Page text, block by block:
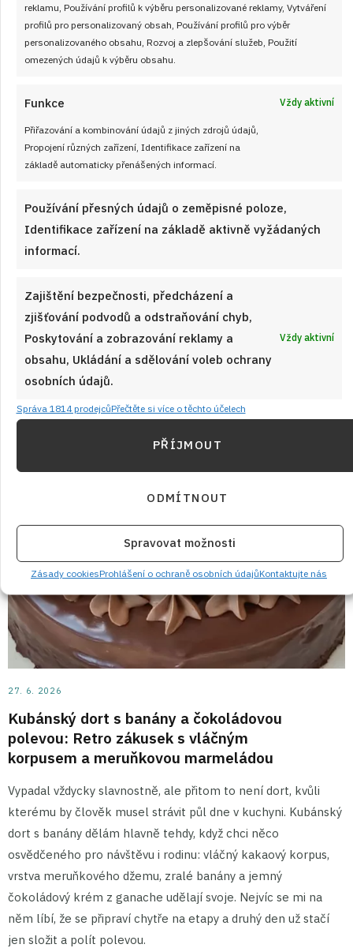
reklamu, Používání profilů k výběru personalizované reklamy, Vytváření
profilů pro personalizovaný obsah, Používání profilů pro výběr
personalizovaného obsahu, Rozvoj a zlepšování služeb, Použití
omezených údajů k výběru obsahu.
Funkce Vždy aktivní
Přiřazování a kombinování údajů z jiných zdrojů údajů,
Propojení různých zařízení, Identifikace zařízení na
základě automaticky přenášených informací.
Používání přesných údajů o zeměpisné poloze,
Identifikace zařízení na základě aktivně vyžádaných
informací.
Zajištění bezpečnosti, předcházení a
zjišťování podvodů a odstraňování chyb,
Poskytování a zobrazování reklamy a
obsahu, Ukládání a sdělování voleb ochrany
osobních údajů.
Vždy aktivní
Správa 1814 prodejcůPřečtěte si více o těchto účelech
PŘÍJMOUT
ODMÍTNOUT
Spravovat možnosti
Zásady cookiesProhlášení o ochraně osobních údajůKontaktujte nás
28. 6. 2026
Nadýchané ovocné řezy s mascarpone
krémem: Vláčný kakaový moučník na
plech plný šťavnatého ovoce
Čerstvé ovoce, nadýchaný mascarpone krém a kakaový
piškot – ovocné řezy patří mezi dezerty, které vypadají
efektně, ale příprava je překvapivě snadná. Klíč je v dobrém
s pečením teprve začínají.
ČÍST RECEPT
27. 6. 2026
Kubánský dort s banány a čokoládovou
polevou: Retro zákusek s vláčným
korpusem a meruňkovou marmeládou
Vypadal vždycky slavnostně, ale přitom to není dort, kvůli
kterému by člověk musel strávit půl dne v kuchyni. Kubánský
dort s banány dělám hlavně tehdy, když chci něco
osvědčeného pro návštěvu i rodinu: vláčný kakaový korpus,
vrstva meruňkového džemu, zralé banány a jemný
čokoládový krém z ganache udělají svoje. Nejvíc se mi na
něm líbí, že se připraví chytře na etapy a druhý den už stačí
jen složit a polít polevou.